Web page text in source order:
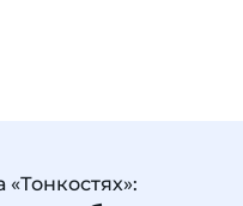
«Тонкостях»: